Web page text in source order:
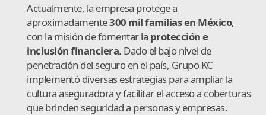
Actualmente, la empresa protege a
aproximadamente300 mil familias en México,
con la misión de fomentar la protección e
inclusión financiera. Dado el bajo nivel de
penetración del seguro en el país, Grupo KC
implementó diversas estrategias para ampliar la
cultura aseguradora y facilitar el acceso a coberturas
que brinden seguridad a personas y empresas.